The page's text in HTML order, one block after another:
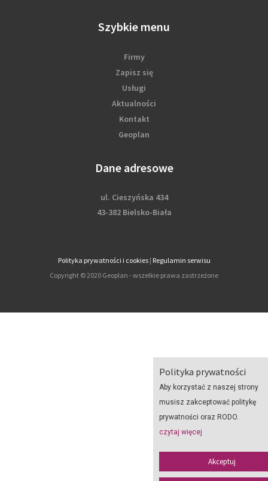
Polityka prywatności
Aby korzystać z naszej strony
musisz zakceptować politykę
prywatności oraz RODO.
czytaj więcej
Akceptuj
Szybkie menu
Firmy
Zapisz się
Usługi
Aktualności
Kontakt
Geoplan
Dane adresowe
ul. Cieszyńska 434
43-382 Bielsko-Biała
Polityka prywatności i cookies| Regulamin serwisu
Copyright © 2020 Geoplan - wszelkie prawa zastrzeżone